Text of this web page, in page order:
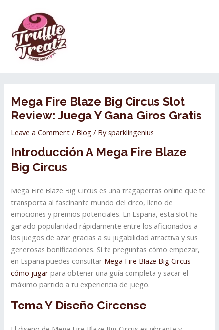
content
Mega Fire Blaze Big Circus Slot
Review: Juega Y Gana Giros Gratis
Leave a Comment / Blog / Bysparklingenius
Introducción A Mega Fire Blaze
Big Circus
Mega Fire Blaze Big Circus es una tragaperras online que te
transporta al fascinante mundo del circo, lleno de
emociones y premios potenciales. En España, esta slot ha
ganado popularidad rápidamente entre los aficionados a
los juegos de azar gracias a su jugabilidad atractiva y sus
generosas bonificaciones. Si te preguntas cómo empezar,
en España puedes consultar Mega Fire Blaze Big Circus
cómo jugar para obtener una guía completa y sacar el
máximo partido a tu experiencia de juego.
Tema Y Diseño Circense
navigation